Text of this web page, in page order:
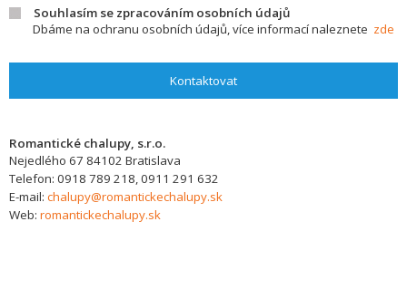
Souhlasím se zpracováním osobních údajů
Dbáme na ochranu osobních údajů, více informací naleznete zde
Kontaktovat
Romantické chalupy, s.r.o.
Nejedlého 67 84102 Bratislava
Telefon: 0918 789 218, 0911 291 632
E-mail: chalupy@romantickechalupy.sk
Web: romantickechalupy.sk